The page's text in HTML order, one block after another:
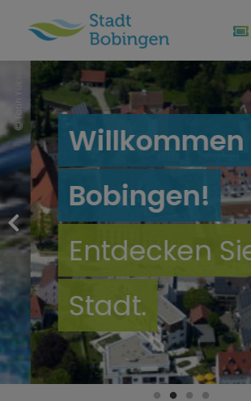
Willkommen in
Bobingen!
Entdecken Sie
Stadt.